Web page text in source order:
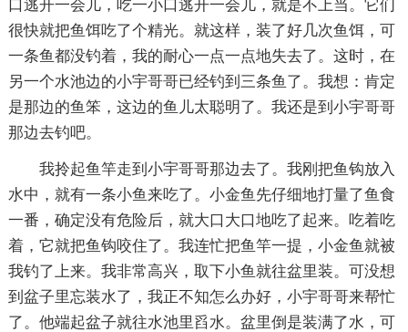
口逃开一会儿，吃一小口逃开一会儿，就是不上当。它们
很快就把鱼饵吃了个精光。就这样，装了好几次鱼饵，可
一条鱼都没钓着，我的耐心一点一点地失去了。这时，在
另一个水池边的小宇哥哥已经钓到三条鱼了。我想：肯定
是那边的鱼笨，这边的鱼儿太聪明了。我还是到小宇哥哥
那边去钓吧。
我拎起鱼竿走到小宇哥哥那边去了。我刚把鱼钩放入
水中，就有一条小鱼来吃了。小金鱼先仔细地打量了鱼食
一番，确定没有危险后，就大口大口地吃了起来。吃着吃
着，它就把鱼钩咬住了。我连忙把鱼竿一提，小金鱼就被
我钓了上来。我非常高兴，取下小鱼就往盆里装。可没想
到盆子里忘装水了，我正不知怎么办好，小宇哥哥来帮忙
了。他端起盆子就往水池里舀水。盆里倒是装满了水，可